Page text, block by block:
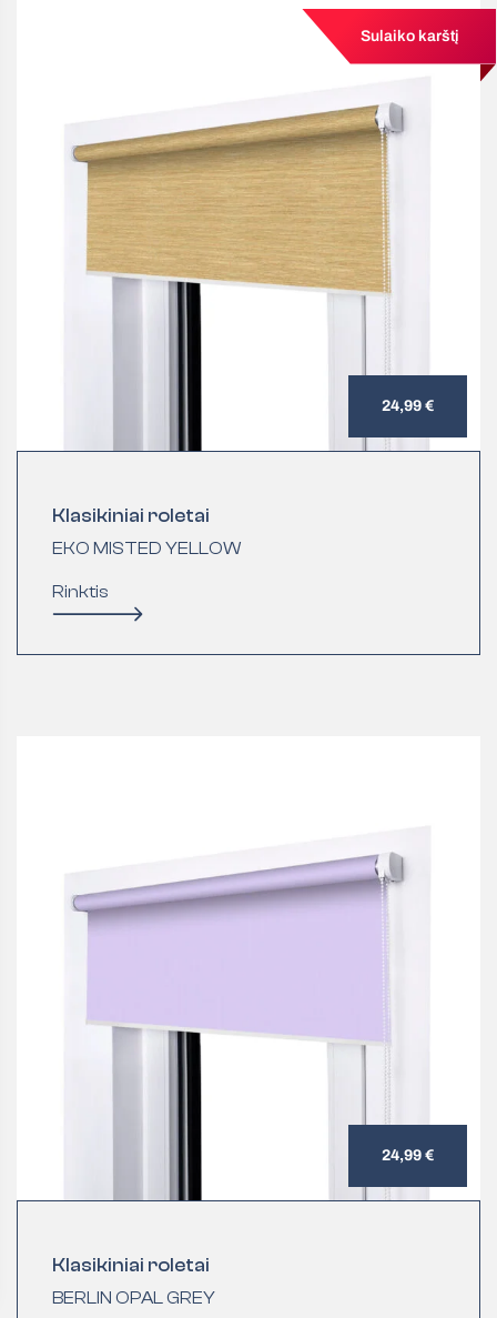
Sulaiko karštį
24,99 €
Klasikiniai roletai
EKO MISTED YELLOW
Rinktis
24,99 €
Klasikiniai roletai
BERLIN OPAL GREY